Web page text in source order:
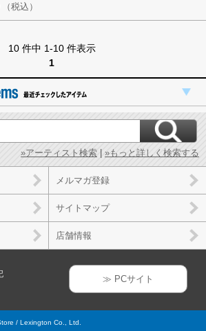
（税込）
10 件中 1-10 件表示
1
»アーティスト検索 | »もっと詳しく検索する
メルマガ登録
サイトマップ
店舗情報
≫ PCサイト
/ Lexington Co., Ltd.